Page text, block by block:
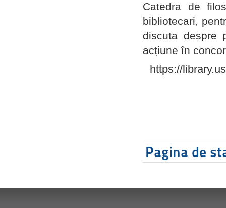
Catedra de
bibliotecari,
discuta despre
acțiune în
https://
Pagina de